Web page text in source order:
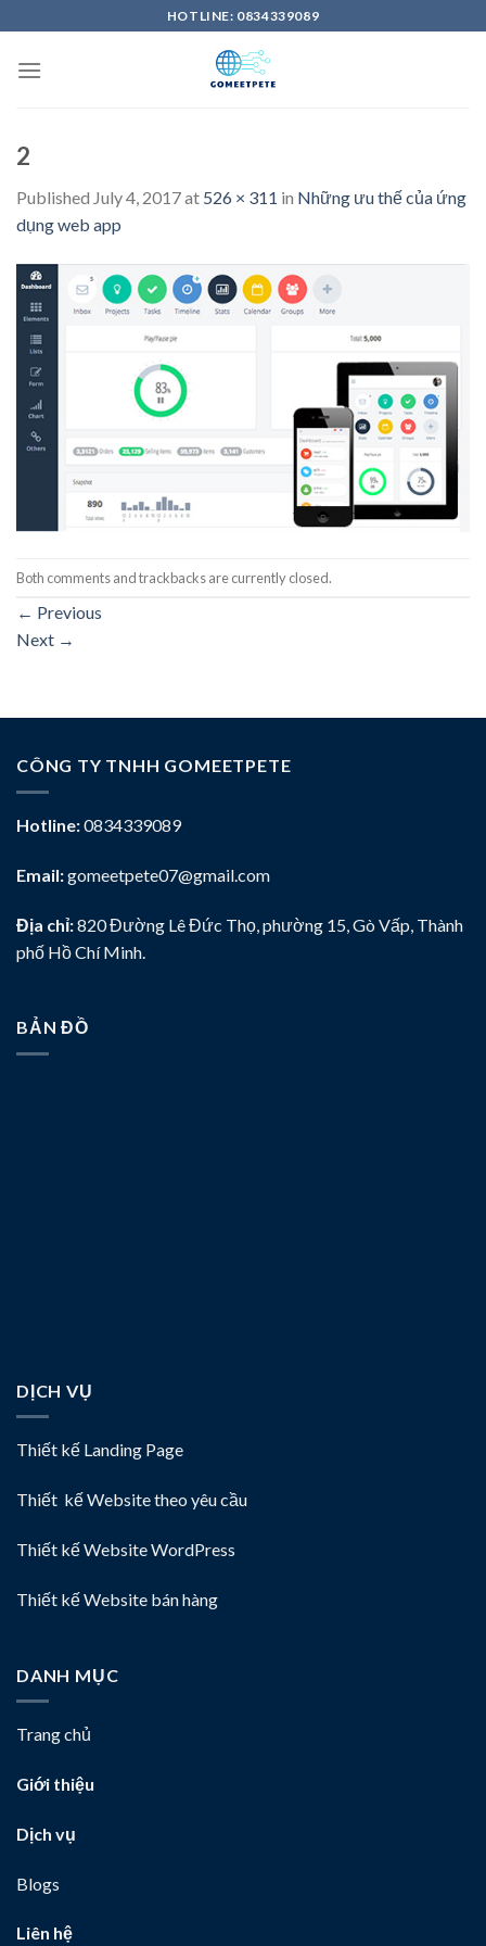
content
HOTLINE: 0834339089
2
Published July 4, 2017at 526 × 311 in Những ưu thế của ứng
dụng web app
Both comments and trackbacks are currently closed.
← Previous
Next →
CÔNG TY TNHH GOMEETPETE
Hotline:0834339089
Email:gomeetpete07@gmail.com
Địa chỉ:820 Đường Lê Đức Thọ, phường 15, Gò Vấp, Thành
phố Hồ Chí Minh.
BẢN ĐỒ
DỊCH VỤ
Thiết kế Landing Page
Thiết kế Website theo yêu cầu
Thiết kế Website WordPress
Thiết kế Website bán hàng
DANH MỤC
Trang chủ
Giới thiệu
Dịch vụ
Blogs
Liên hệ